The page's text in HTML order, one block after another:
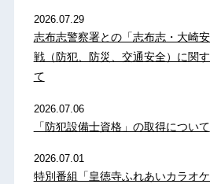
2026.07.29
志布志警察署との「志布志・大崎
戦（防犯、防災、交通安全）に関
て
2026.07.06
「防犯設備士資格」の取得について
2026.07.01
特別番組「皇徳寺ふれあいカラオケ